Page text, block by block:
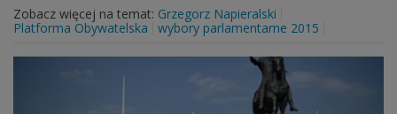
Zobacz więcej na temat: Grzegorz Napieralski
Platforma Obywatelska
wybory parlamentarne 2015